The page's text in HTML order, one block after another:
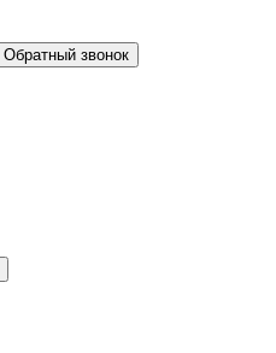
Обратный звонок